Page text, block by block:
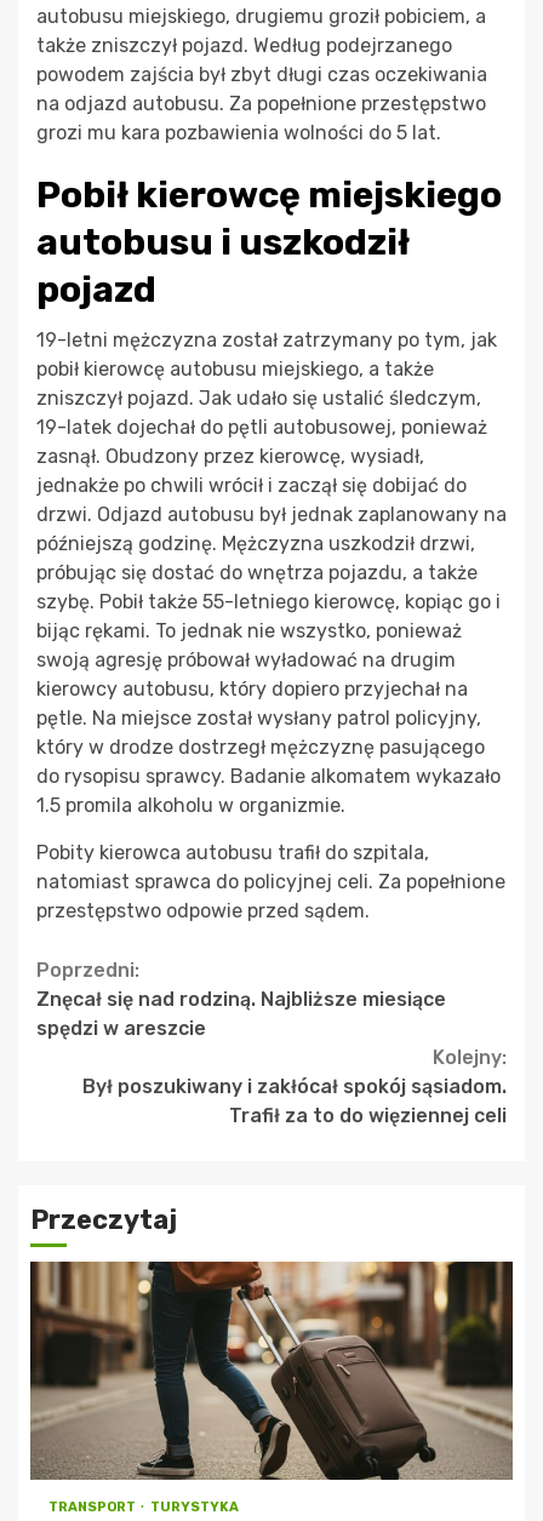
autobusu miejskiego, drugiemu groził pobiciem, a
także zniszczył pojazd. Według podejrzanego
powodem zajścia był zbyt długi czas oczekiwania
na odjazd autobusu. Za popełnione przestępstwo
grozi mu kara pozbawienia wolności do 5 lat.
Pobił kierowcę miejskiego
autobusu i uszkodził
pojazd
19-letni mężczyzna został zatrzymany po tym, jak
pobił kierowcę autobusu miejskiego, a także
zniszczył pojazd. Jak udało się ustalić śledczym,
19-latek dojechał do pętli autobusowej, ponieważ
zasnął. Obudzony przez kierowcę, wysiadł,
jednakże po chwili wrócił i zaczął się dobijać do
drzwi. Odjazd autobusu był jednak zaplanowany na
późniejszą godzinę. Mężczyzna uszkodził drzwi,
próbując się dostać do wnętrza pojazdu, a także
szybę. Pobił także 55-letniego kierowcę, kopiąc go i
bijąc rękami. To jednak nie wszystko, ponieważ
swoją agresję próbował wyładować na drugim
kierowcy autobusu, który dopiero przyjechał na
pętle. Na miejsce został wysłany patrol policyjny,
który w drodze dostrzegł mężczyznę pasującego
do rysopisu sprawcy. Badanie alkomatem wykazało
1.5 promila alkoholu w organizmie.
Pobity kierowca autobusu trafił do szpitala,
natomiast sprawca do policyjnej celi. Za popełnione
przestępstwo odpowie przed sądem.
Continue
Reading
Poprzedni:
Znęcał się nad rodziną. Najbliższe miesiące
spędzi w areszcie
Kolejny:
Był poszukiwany i zakłócał spokój sąsiadom.
Trafił za to do więziennej celi
Przeczytaj
TRANSPORT TURYSTYKA